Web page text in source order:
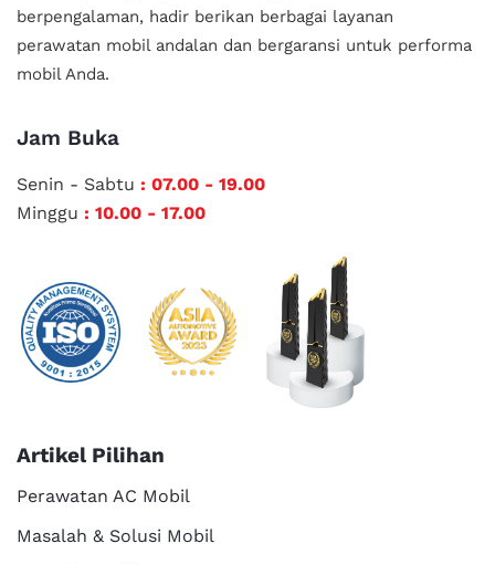
berpengalaman, hadir berikan berbagai layanan
perawatan mobil andalan dan bergaransi untuk performa
mobil Anda.
Jam Buka
Senin - Sabtu : 07.00 - 19.00
Minggu : 10.00 - 17.00
Artikel Pilihan
Perawatan AC Mobil
Masalah & Solusi Mobil